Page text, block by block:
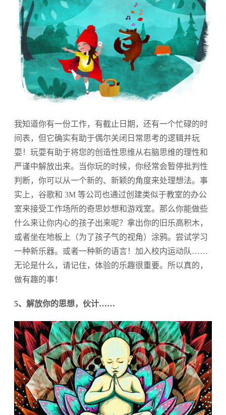
我知道你有一份工作，有截止日期，还有一个忙碌的时
间表，但它确实有助于偶尔关闭日常思考的逻辑并玩
耍！玩耍有助于将您的创造性思维从右脑思维的理性和
严谨中解放出来。当你玩的时候，你经常会暂停批判性
判断，你可以从一个新的、新颖的角度来处理想法。事
实上，谷歌和 3M 等公司也通过创建类似于教室的办公
室来接受工作场所的奇思妙想和游戏室。那么你能做些
什么来让你内心的孩子出来呢？拿出你的旧乐高积木，
或者坐在地板上（为了孩子气的视角）涂鸦。尝试学习
一种新乐器。或者一种新的语言！加入校内运动队……
无论是什么，请记住，体验的乐趣很重要。所以真的，
做有趣的事！
5、解放你的思想，伙计……